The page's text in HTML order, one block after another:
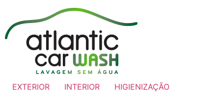
EXTERIOR INTERIOR
HIGIENIZAÇÃO